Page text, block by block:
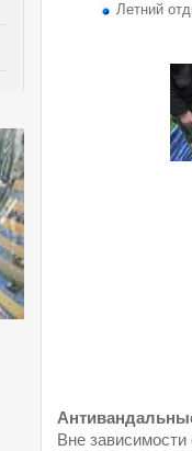
Летний
Вне